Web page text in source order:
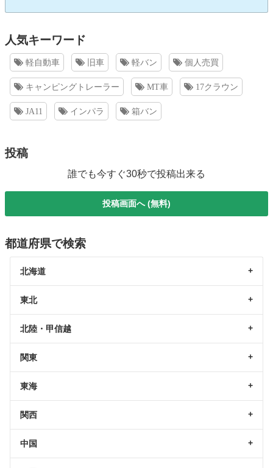
人気キーワード
軽自動車 旧車 軽バン 個人売買
キャンピングトレーラー MT車 17クラウン
JA11 インパラ 箱バン
投稿
誰でも今すぐ30秒で投稿出来る
投稿画面へ (無料)
都道府県で検索
北海道
東北
北陸・甲信越
関東
東海
関西
中国